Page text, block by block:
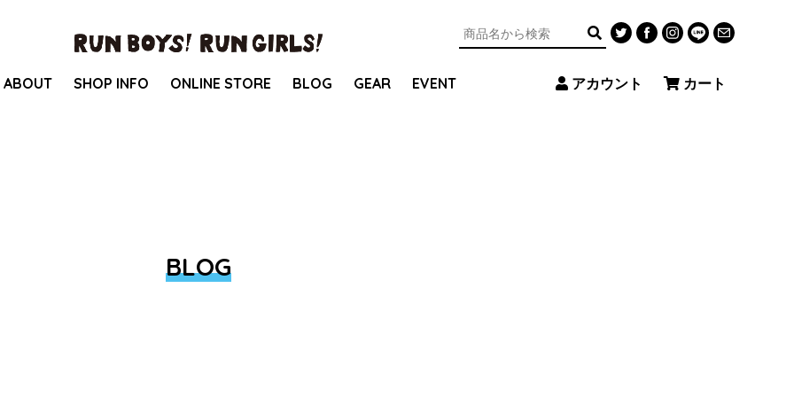
ABOUT SHOP INFO ONLINE STORE BLOG GEAR EVENT アカウント カート
BLOG